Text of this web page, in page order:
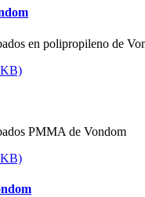
en polipropileno de
PMMA de Vondom